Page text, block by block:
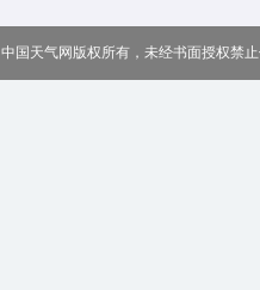
中国天气网版权所有，未经书面授权